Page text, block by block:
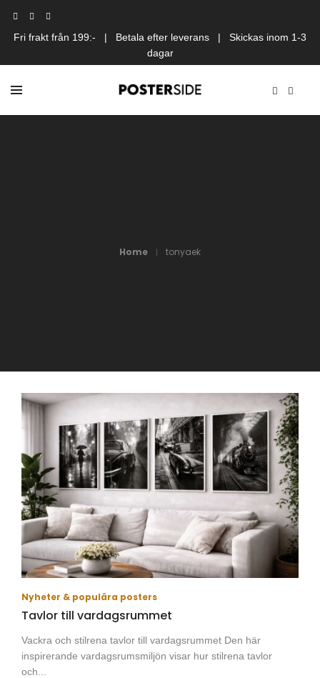
Fri frakt från 199:- | Betala efter leverans | Skickas inom 1-3
dagar
Home tonyaek
Nyheter & populära posters
Tavlor till vardagsrummet
Vackra och stilrena tavlor till vardagsrummet Den här
inspirerande vardagsrumsmiljön visar hur stilrena tavlor
och...